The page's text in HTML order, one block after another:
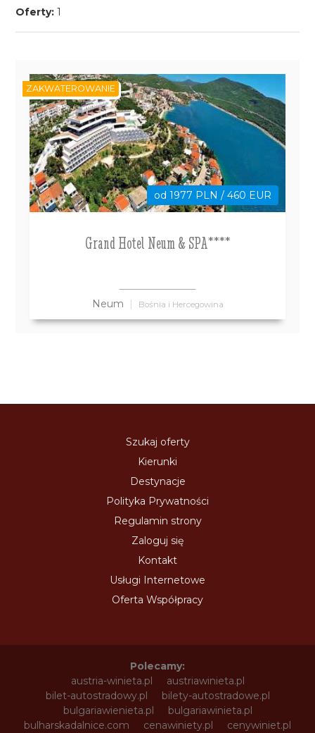
Oferty: 1
od 1977 PLN / 460 EUR
Grand Hotel Neum & SPA****
Neum Bośnia i Hercegowina
ZAKWATEROWANIE
Szukaj oferty
Kierunki
Destynacje
Polityka Prywatności
Regulamin strony
Zaloguj się
Kontakt
Usługi Internetowe
Oferta Współpracy
Polecamy:
austria-winieta.pl
austriawinieta.pl
bilet-autostradowy.pl
bilety-autostradowe.pl
bulgariawienieta.pl
bulgariawinieta.pl
bulharskadalnice.com
cenawiniety.pl
cenywiniet.pl